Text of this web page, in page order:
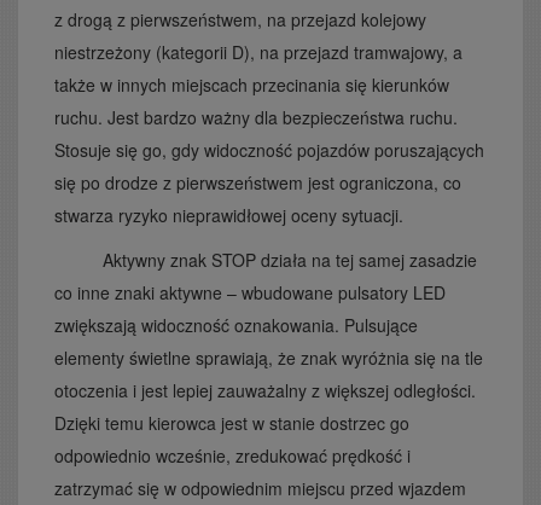
z drogą z pierwszeństwem, na przejazd kolejowy
niestrzeżony (kategorii D), na przejazd tramwajowy, a
także w innych miejscach przecinania się kierunków
ruchu. Jest bardzo ważny dla bezpieczeństwa ruchu.
Stosuje się go, gdy widoczność pojazdów poruszających
się po drodze z pierwszeństwem jest ograniczona, co
stwarza ryzyko nieprawidłowej oceny sytuacji.
Aktywny znak STOP działa na tej samej zasadzie
co inne znaki aktywne – wbudowane pulsatory LED
zwiększają widoczność oznakowania. Pulsujące
elementy świetlne sprawiają, że znak wyróżnia się na tle
otoczenia i jest lepiej zauważalny z większej odległości.
Dzięki temu kierowca jest w stanie dostrzec go
odpowiednio wcześnie, zredukować prędkość i
zatrzymać się w odpowiednim miejscu przed wjazdem